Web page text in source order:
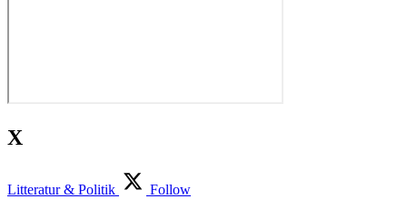
X
Litteratur & Politik
Follow